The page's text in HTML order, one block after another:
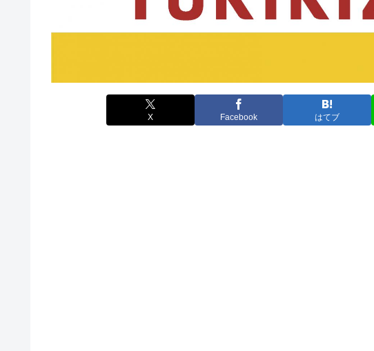
X Facebook はてブ